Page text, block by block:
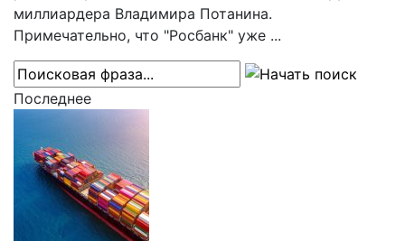
миллиардера Владимира Потанина.
Примечательно, что "Росбанк" уже ...
Последнее